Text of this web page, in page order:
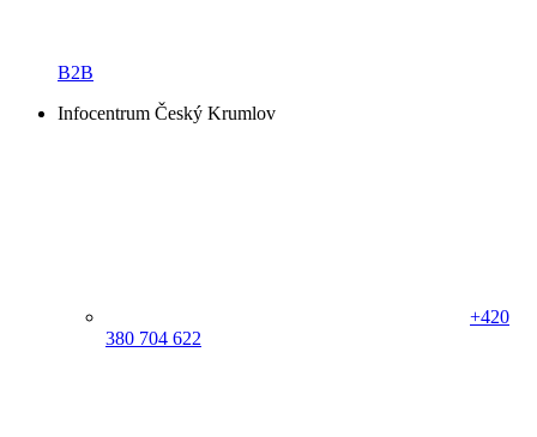
B2B
Infocentrum Český Krumlov
+420
380 704 622